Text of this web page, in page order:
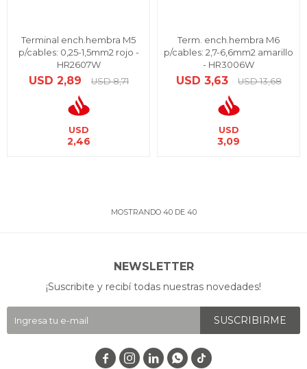
Terminal ench.hembra M5
p/cables: 0,25-1,5mm2 rojo -
HR2607W
USD 2,89 USD 8,71
USD
2,46
Term. ench.hembra M6
p/cables: 2,7-6,6mm2 amarillo
- HR3006W
USD 3,63 USD 13,68
USD
3,09
MOSTRANDO 40DE 40
NEWSLETTER
¡Suscribite y recibí todas nuestras novedades!
SUSCRIBIRME
   